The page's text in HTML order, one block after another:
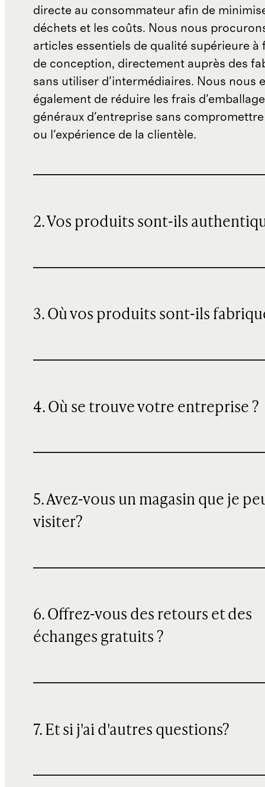
directe au consommateur afin de
déchets et les coûts. Nous nous
articles essentiels de qualité supérieure à
de conception, directement auprès des
sans utiliser d'intermédiaires. Nous nous
également de réduire les frais
généraux d'entreprise sans
ou l'expérience de la clientèle.
2. Vos produits sont-ils
3. Où vos produits sont-ils
4. Où se trouve votre entreprise ?
5. Avez-vous un magasin que je
visiter?
6. Offrez-vous des retours et des
échanges gratuits ?
7. Et si j'ai d'autres questions?